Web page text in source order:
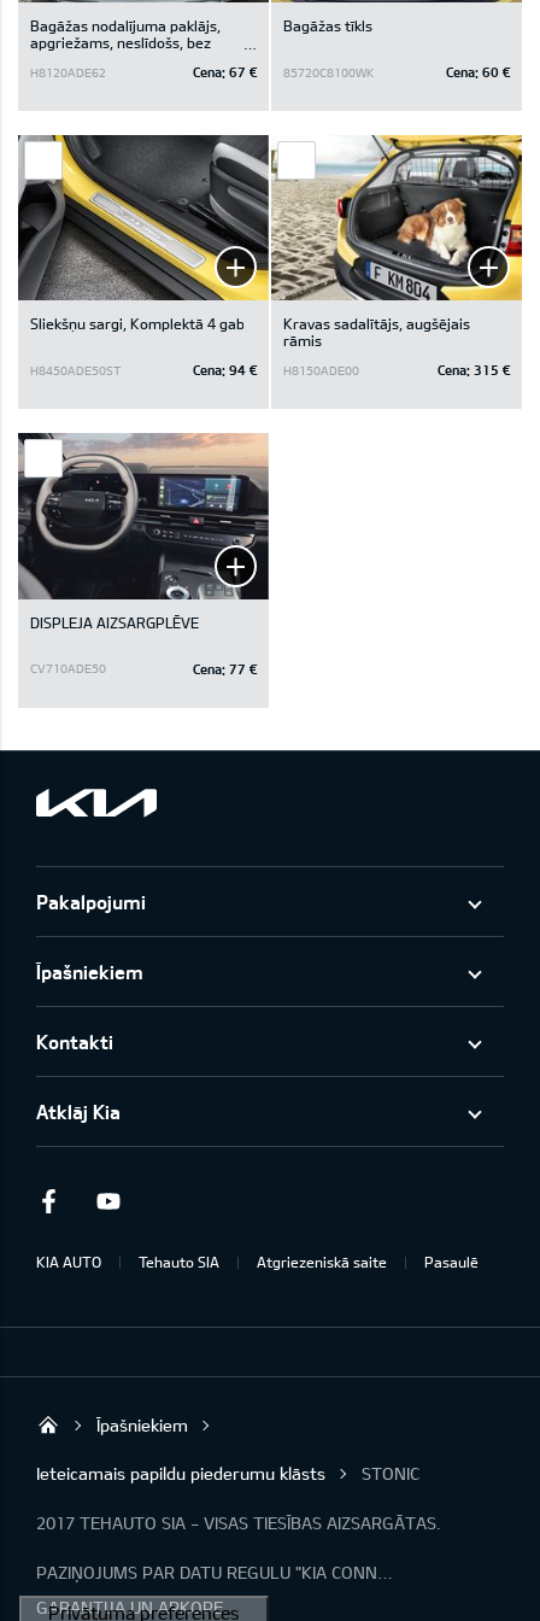
Bagāžas nodalījuma paklājs,
apgriežams, neslīdošs, bez
bagāžas nodalījuma pamatnes
bagāžas nodalījuma pamatnes
H8120ADE62 Cena: 67 €
Bagāžas tīkls
85720C8100WK Cena: 60 €
Sliekšņu sargi, Komplektā 4 gab
H8450ADE50ST Cena: 94 €
Kravas sadalītājs, augšējais
rāmis
H8150ADE00 Cena: 315 €
DISPLEJA AIZSARGPLĒVE
CV710ADE50 Cena: 77 €
Pakalpojumi
Īpašniekiem
Kontakti
Atklāj Kia
Facebook
KIA AUTO Tehauto SIA Atgriezeniskā saite Pasaulē
Tehauto SIA
Īpašniekiem
Ieteicamais papildu piederumu klāsts STONIC
2017 TEHAUTO SIA - VISAS TIESĪBAS AIZSARGĀTAS.
GARANTIJA UN APKOPE